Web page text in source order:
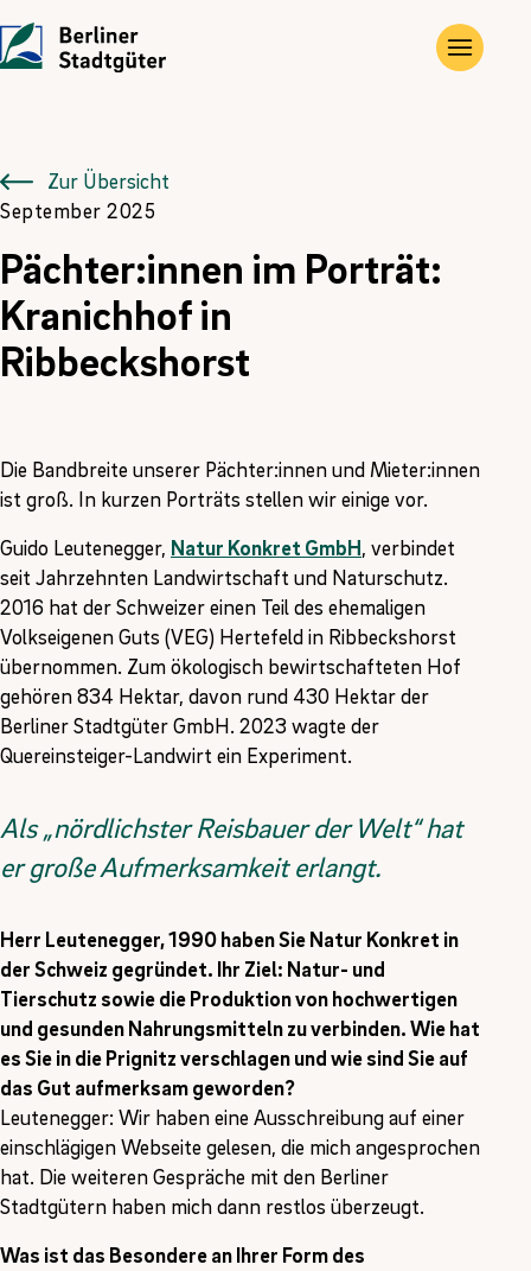
Die Stadtgüter
Historie
Kontakt
Angebote
Landwirtschaftliche Flächen und Güter
Kompensations­maßnahmen
Übersicht
FÖJ
Zur Übersicht
September 2025
Pächter:innen im Porträt:
Kranichhof in
Ribbeckshorst
Die Bandbreite unserer Pächter:innen und Mieter:innen
ist groß. In kurzen Porträts stellen wir einige vor.
Guido Leutenegger, Natur Konkret GmbH, verbindet
seit Jahrzehnten Landwirtschaft und Naturschutz.
2016 hat der Schweizer einen Teil des ehemaligen
Volkseigenen Guts (VEG) Hertefeld in Ribbeckshorst
übernommen. Zum ökologisch bewirtschafteten Hof
gehören 834 Hektar, davon rund 430 Hektar der
Berliner Stadtgüter GmbH. 2023 wagte der
Quereinsteiger-Landwirt ein Experiment.
Als „nördlichster Reisbauer der Welt“ hat
er große Aufmerksamkeit erlangt.
Herr Leutenegger, 1990 haben Sie Natur Konkret in
der Schweiz gegründet. Ihr Ziel: Natur- und
Tierschutz sowie die Produktion von hochwertigen
und gesunden Nahrungsmitteln zu verbinden. Wie hat
es Sie in die Prignitz verschlagen und wie sind Sie auf
das Gut aufmerksam geworden?
Leutenegger: Wir haben eine Ausschreibung auf einer
einschlägigen Webseite gelesen, die mich angesprochen
hat. Die weiteren Gespräche mit den Berliner
Stadtgütern haben mich dann restlos überzeugt.
Was ist das Besondere an Ihrer Form des